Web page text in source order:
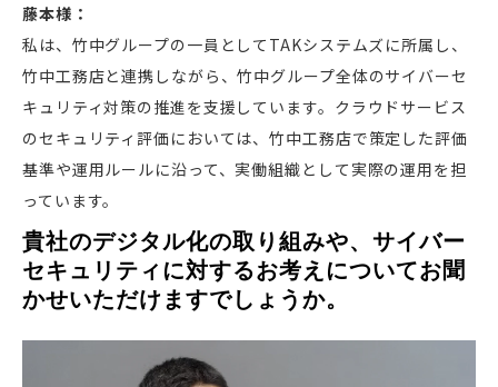
藤本様：
私は、竹中グループの一員としてTAKシステムズに所属し、
竹中工務店と連携しながら、竹中グループ全体のサイバーセ
キュリティ対策の推進を支援しています。クラウドサービス
のセキュリティ評価においては、竹中工務店で策定した評価
基準や運用ルールに沿って、実働組織として実際の運用を担
っています。
貴社のデジタル化の取り組みや、サイバー
セキュリティに対するお考えについてお聞
かせいただけますでしょうか。